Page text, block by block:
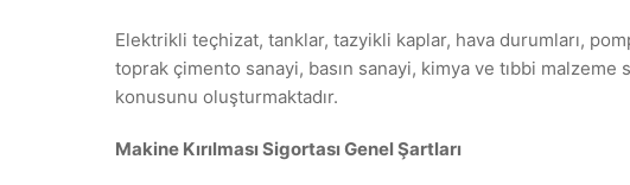
Elektrikli teçhizat, tanklar, tazyikli kaplar, hava durumları,
toprak çimento sanayi, basın sanayi, kimya ve tıbbi
konusunu oluşturmaktadır.
Makine Kırılması Sigortası Genel Şartları